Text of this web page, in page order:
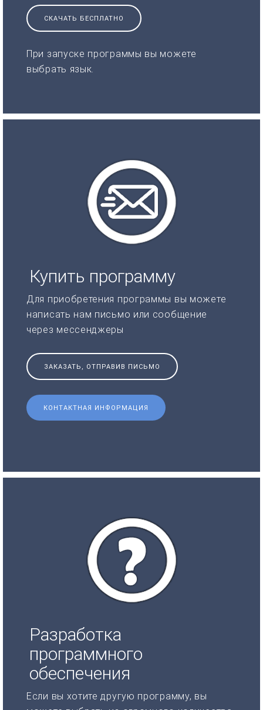
СКАЧАТЬ БЕСПЛАТНО
При запуске программы вы можете
выбрать язык.
Купить программу
Для приобретения программы вы можете
написать нам письмо или сообщение
через мессенджеры
ЗАКАЗАТЬ, ОТПРАВИВ ПИСЬМО
КОНТАКТНАЯ ИНФОРМАЦИЯ
Разработка
программного
обеспечения
Если вы хотите другую программу, вы